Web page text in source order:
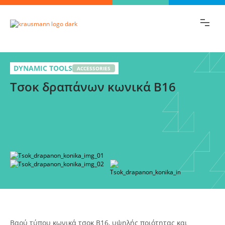
DYNAMIC TOOLS ACCESSORIES
Τσοκ δραπάνων κωνικά B16
Βαρύ τύπου κωνικά τσοκ B16, υψηλής ποιότητας και
Επίλεξε
παραλλαγή
Βρες γρήγορα την πληροφορία που